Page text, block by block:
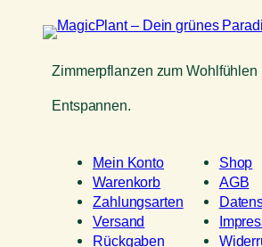
Zimmerpflanzen zum Wohlfühlen
Entspannen.
Mein Konto
Warenkorb
Zahlungsarten
Versand
Rückgaben
Shop
AGB